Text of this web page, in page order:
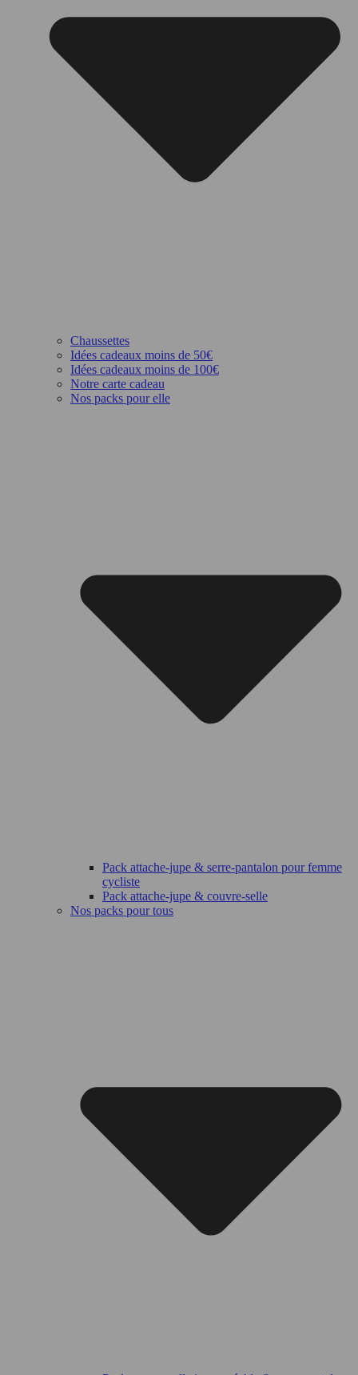
Chaussettes
Idées cadeaux moins de 50€
Idées cadeaux moins de 100€
Notre carte cadeau
Nos packs pour elle
Pack attache-jupe & serre-pantalon pour femme
cycliste
Pack attache-jupe & couvre-selle
Nos packs pour tous